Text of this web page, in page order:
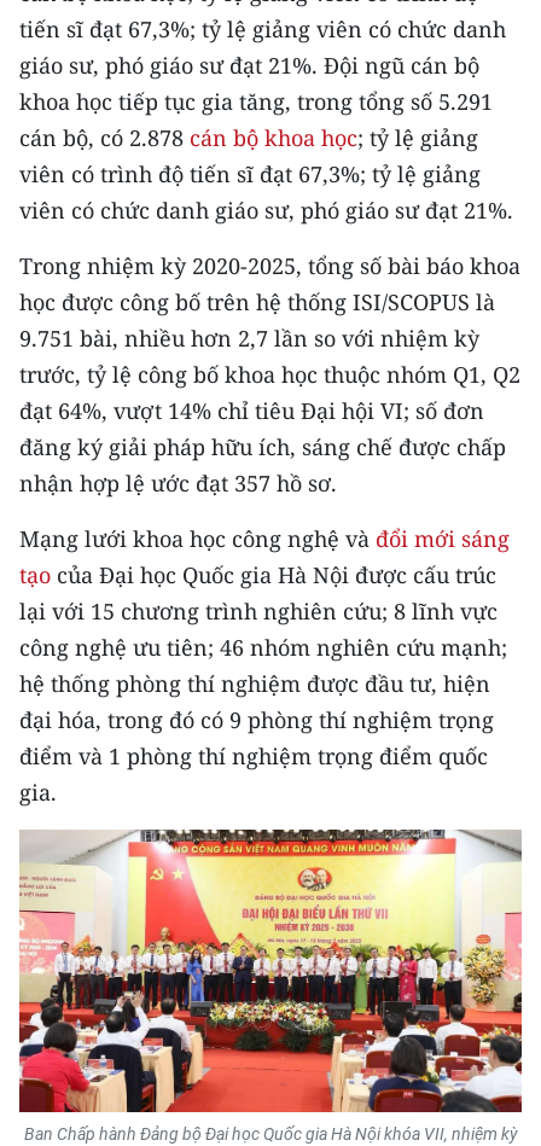
ENGLISH
中文
FRANÇAIS
РУССКИЙ
한국어
tiến sĩ đạt 67,3%; tỷ lệ giảng viên có chức danh
giáo sư, phó giáo sư đạt 21%. Đội ngũ cán bộ
khoa học tiếp tục gia tăng, trong tổng số 5.291
cán bộ, có 2.878 cán bộ khoa học; tỷ lệ giảng
viên có trình độ tiến sĩ đạt 67,3%; tỷ lệ giảng
viên có chức danh giáo sư, phó giáo sư đạt 21%.
Trong nhiệm kỳ 2020-2025, tổng số bài báo khoa
học được công bố trên hệ thống ISI/SCOPUS là
9.751 bài, nhiều hơn 2,7 lần so với nhiệm kỳ
trước, tỷ lệ công bố khoa học thuộc nhóm Q1, Q2
đạt 64%, vượt 14% chỉ tiêu Đại hội VI; số đơn
đăng ký giải pháp hữu ích, sáng chế được chấp
nhận hợp lệ ước đạt 357 hồ sơ.
Mạng lưới khoa học công nghệ và đổi mới sáng
tạo của Đại học Quốc gia Hà Nội được cấu trúc
lại với 15 chương trình nghiên cứu; 8 lĩnh vực
công nghệ ưu tiên; 46 nhóm nghiên cứu mạnh;
hệ thống phòng thí nghiệm được đầu tư, hiện
đại hóa, trong đó có 9 phòng thí nghiệm trọng
điểm và 1 phòng thí nghiệm trọng điểm quốc
gia.
Ban Chấp hành Đảng bộ Đại học Quốc gia Hà Nội khóa VII, nhiệm kỳ